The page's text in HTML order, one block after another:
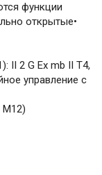
функции
открытые•
II 2 G Ex mb II T4,
управление с